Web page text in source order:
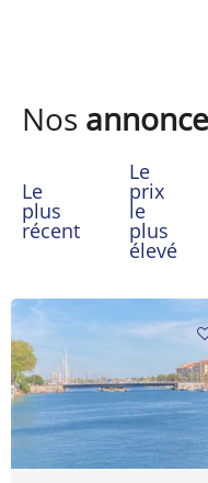
Nos
Le
plus
récent
Le
prix
le
plus
élevé